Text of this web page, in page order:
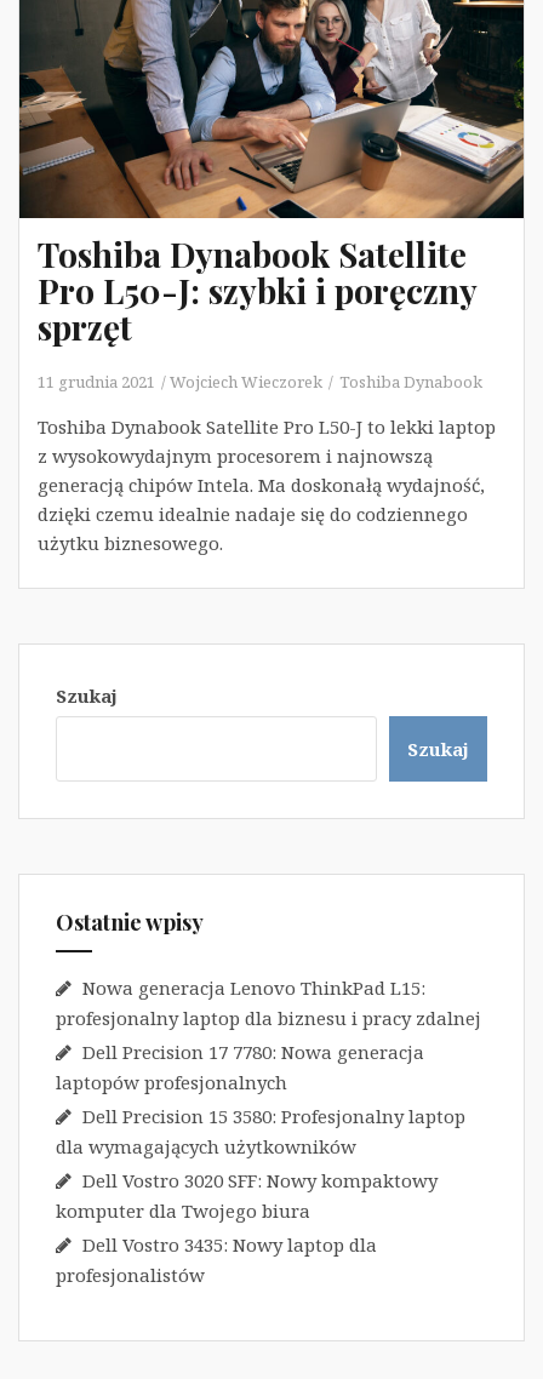
Toshiba Dynabook Satellite
Pro L50-J: szybki i poręczny
sprzęt
11 grudnia 2021 Wojciech Wieczorek Toshiba Dynabook
Toshiba Dynabook Satellite Pro L50-J to lekki laptop
z wysokowydajnym procesorem i najnowszą
generacją chipów Intela. Ma doskonałą wydajność,
dzięki czemu idealnie nadaje się do codziennego
użytku biznesowego.
Szukaj
Szukaj
Ostatnie wpisy
Nowa generacja Lenovo ThinkPad L15:
profesjonalny laptop dla biznesu i pracy zdalnej
Dell Precision 17 7780: Nowa generacja
laptopów profesjonalnych
Dell Precision 15 3580: Profesjonalny laptop
dla wymagających użytkowników
Dell Vostro 3020 SFF: Nowy kompaktowy
komputer dla Twojego biura
Dell Vostro 3435: Nowy laptop dla
profesjonalistów